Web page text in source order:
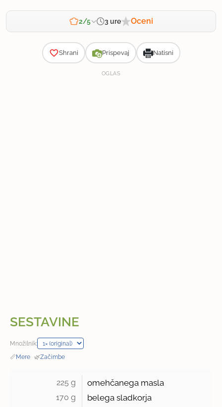
2/5 3 ure Oceni
Shrani Prispevaj Natisni
OGLAS
SESTAVINE
Množilnik:
📏Mere · 🌿Začimbe
225 g omehčanega masla
170 g belega sladkorja